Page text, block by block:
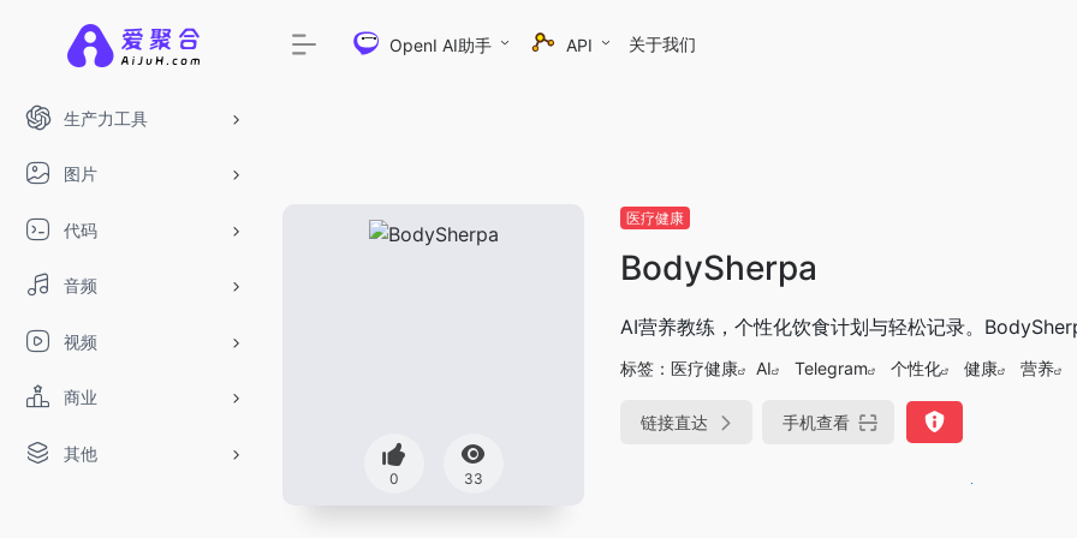
生产力工具
图片
代码
音频
视频
商业
其他
OpenI AI助手 API 关于我们
0 33
医疗健康
BodySherpa
AI营养教练，个性化饮食计划与轻松记录。
标签： 医疗健康 AI Telegram 个性化 健康 营养
链接直达 手机查看